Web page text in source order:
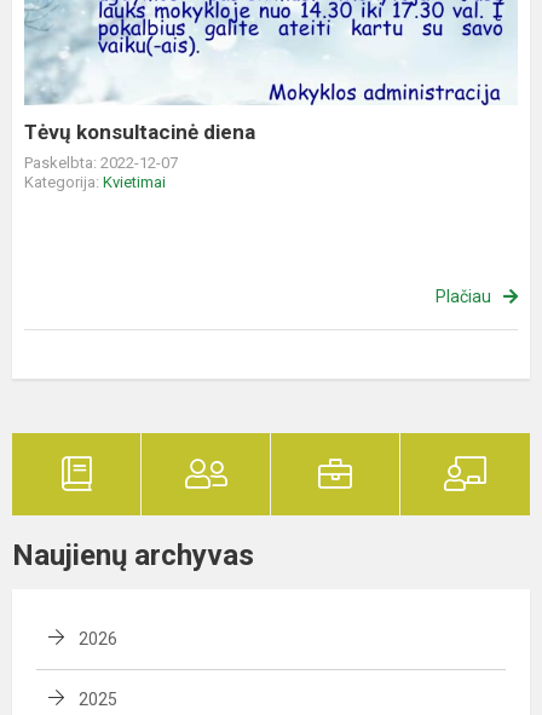
Tėvų konsultacinė diena
Paskelbta: 2022-12-07
Kategorija: Kvietimai
Plačiau
Naujienų archyvas
2026
2025